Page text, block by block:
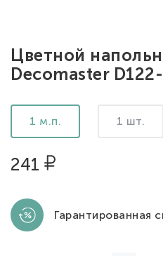
Цветной
Decomaster
1 м.п. 1 шт.
241
Гарантированная